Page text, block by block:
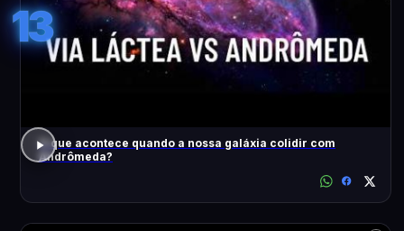
13
O que acontece quando a nossa galáxia colidir com
Andrômeda?